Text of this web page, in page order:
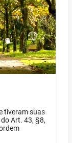
tiveram suas
Art. 43, §8,